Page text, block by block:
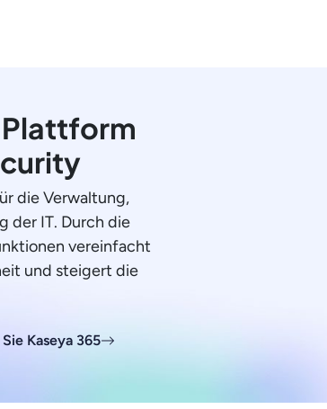
Plattform
die Verwaltung,
der IT. Durch die
vereinfacht
und steigert die
Kaseya 365